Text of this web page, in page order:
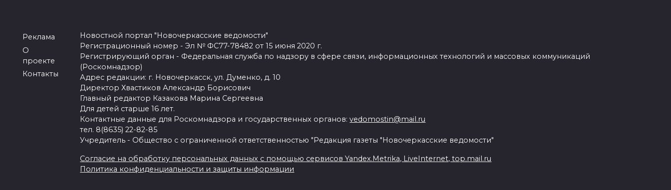
Реклама
О
проекте
Контакты
Новостной портал "Новочеркасские ведомости"
Регистрационный номер - Эл № ФС77-78482 от 15 июня 2020 г.
Регистрирующий орган - Федеральная служба по надзору в сфере связи, информационных технологий и массовых коммуникаций
(Роскомнадзор)
Адрес редакции: г. Новочеркасск, ул. Думенко, д. 10
Директор Хвастиков Александр Борисович
Главный редактор Казакова Марина Сергеевна
Для детей старше 16 лет.
Контактные данные для Роскомнадзора и государственных органов:vedomostin@mail.ru
тел. 8(8635) 22-82-85
Учредитель - Общество с ограниченной ответственностью "Редакция газеты "Новочеркасские ведомости"
Согласие на обработку персональных данных с помощью сервисов Yandex.Metrika, LiveInternet, top.mail.ru
Политика конфиденциальности и защиты информации